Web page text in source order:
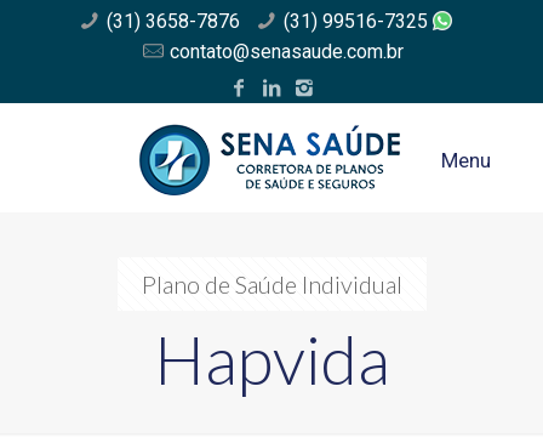
(31) 3658-7876
(31) 99516-7325
contato@senasaude.com.br
Menu
Plano de Saúde Individual
Hapvida